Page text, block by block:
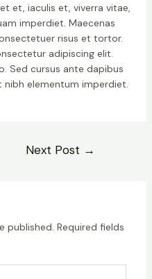
et, iaculis et, viverra vitae,
imperdiet. Maecenas
risus et tortor.
adipiscing elit.
Sed cursus ante dapibus
nibh elementum imperdiet.
Next Post →
published. Required fields